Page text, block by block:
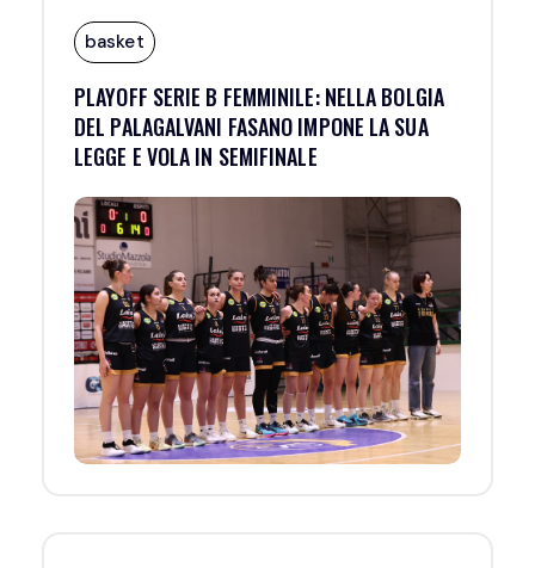
basket
PLAYOFF SERIE B FEMMINILE: NELLA BOLGIA
DEL PALAGALVANI FASANO IMPONE LA SUA
LEGGE E VOLA IN SEMIFINALE